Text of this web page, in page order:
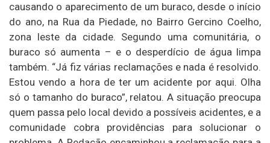
causando o aparecimento de um buraco, desde o início
do ano, na Rua da Piedade, no Bairro Gercino Coelho,
zona leste da cidade. Segundo uma comunitária, o
buraco só aumenta – e o desperdício de água limpa
também. “Já fiz várias reclamações e nada é resolvido.
Estou vendo a hora de ter um acidente por aqui. Olha
só o tamanho do buraco”, relatou. A situação preocupa
quem passa pelo local devido a possíveis acidentes, e a
comunidade cobra providências para solucionar o